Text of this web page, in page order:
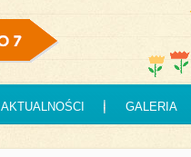
AKTUALNOŚCI GALERIA